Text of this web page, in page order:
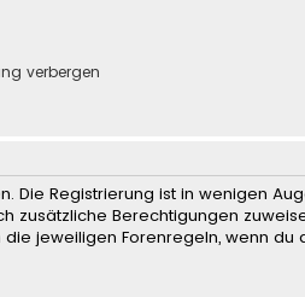
verbergen
Die Registrierung ist in wenigen
zusätzliche Berechtigungen
jeweiligen Forenregeln, wenn du